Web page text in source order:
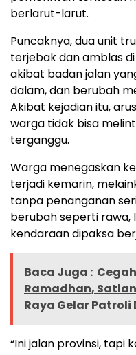
berlarut-larut.
Puncaknya, dua unit
terjebak dan amblas
akibat badan jalan
dalam, dan berubah
Akibat kejadian itu,
warga tidak bisa
terganggu.
Warga menegaskan
terjadi kemarin,
tanpa penanganan
berubah seperti rawa,
kendaraan dipaksa
Baca Juga :
Ramadhan,
Raya Gelar Patroli
“Ini jalan provinsi, tapi